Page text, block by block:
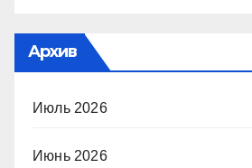
Архив
Июль 2026
Июнь 2026